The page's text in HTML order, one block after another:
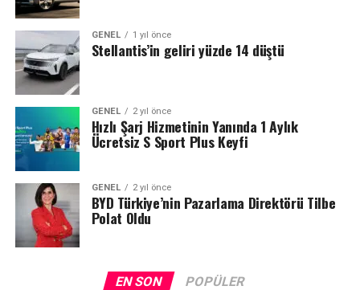
GENEL 1 yıl önce
Stellantis’in geliri yüzde 14 düştü
GENEL 2 yıl önce
Hızlı Şarj Hizmetinin Yanında 1 Aylık
Ücretsiz S Sport Plus Keyfi
GENEL 2 yıl önce
BYD Türkiye’nin Pazarlama Direktörü Tilbe
Polat Oldu
EN SON POPÜLER